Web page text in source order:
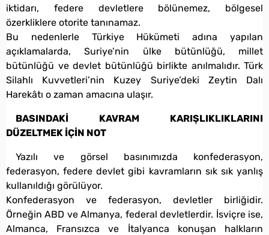
iktidarı, federe devletlere bölünemez, bölgesel
özerkliklere otorite tanınamaz.
Bu nedenlerle Türkiye Hükümeti adına yapılan
açıklamalarda, Suriye’nin ülke bütünlüğü, millet
bütünlüğü ve devlet bütünlüğü birlikte anılmalıdır. Türk
Silahlı Kuvvetleri’nin Kuzey Suriye’deki Zeytin Dalı
Harekâtı o zaman amacına ulaşır.
BASINDAKİ KAVRAM KARIŞLIKLIKLARINI
DÜZELTMEK İÇİN NOT
Yazılı ve görsel basınımızda konfederasyon,
federasyon, federe devlet gibi kavramların sık sık yanlış
kullanıldığı görülüyor.
Konfederasyon ve federasyon, devletler birliğidir.
Örneğin ABD ve Almanya, federal devletlerdir. İsviçre ise,
Almanca, Fransızca ve İtalyanca konuşan halkların